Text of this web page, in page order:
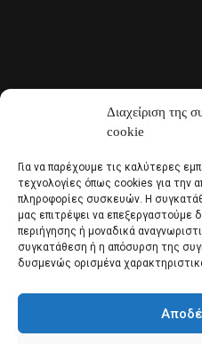
Διαχείριση της
cookie
Για να παρέχουμε τις καλύτερες
τεχνολογίες όπως cookies για την
πληροφορίες συσκευών. Η
μας επιτρέψει να επεξεργαστούμε
περιήγησης ή μοναδικά
συγκατάθεση ή η απόσυρση της
δυσμενώς ορισμένα